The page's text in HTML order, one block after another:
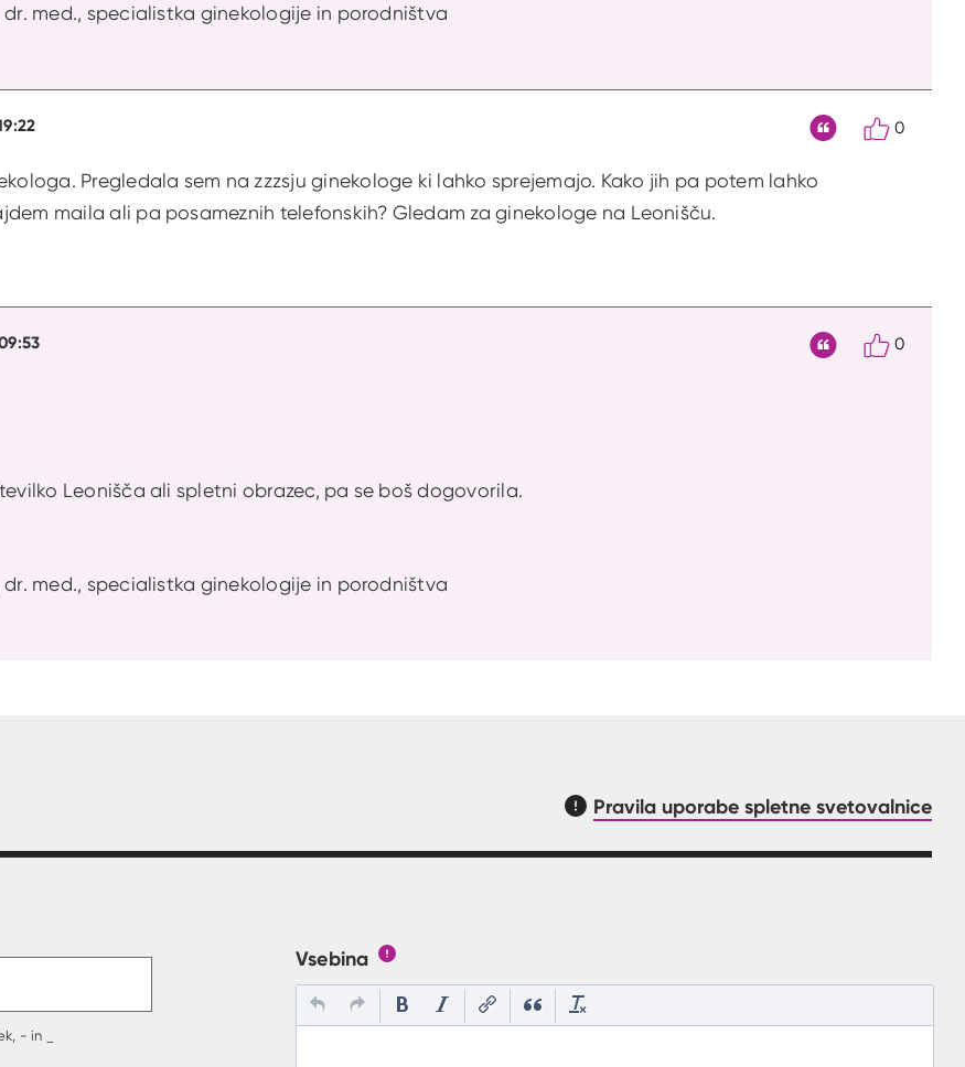
dr. med., specialistka ginekologije in porodništva
Pregledala sem na zzzsju ginekologe ki lahko sprejemajo. Kako jih pa potem lahko
maila ali pa posameznih telefonskih? Gledam za ginekologe na Leonišču.
0
Leonišča ali spletni obrazec, pa se boš dogovorila.
dr. med., specialistka ginekologije in porodništva
0
Pravila uporabe spletne svetovalnice
- in _
Vsebina